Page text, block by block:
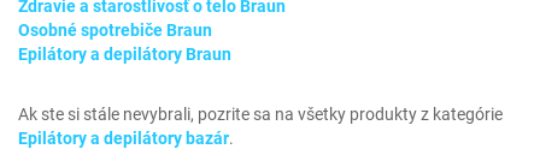
Zdravie a starostlivosť o telo Braun
Osobné spotrebiče Braun
Epilátory a depilátory Braun
Ak ste si stále nevybrali, pozrite sa na všetky produkty z kategórie
Epilátory a depilátory bazár.